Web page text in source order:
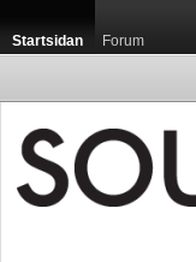
Startsidan Forum